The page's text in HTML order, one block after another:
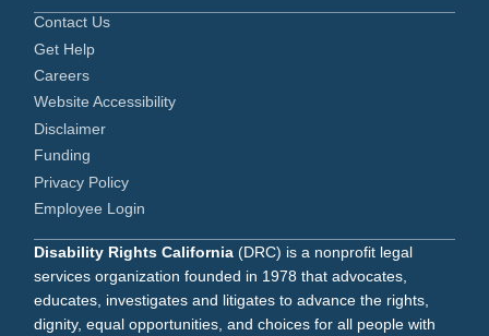
Contact Us
Get Help
Careers
Website Accessibility
Disclaimer
Funding
Privacy Policy
Employee Login
Disability Rights California (DRC) is a nonprofit legal
services organization founded in 1978 that advocates,
educates, investigates and litigates to advance the rights,
dignity, equal opportunities, and choices for all people with